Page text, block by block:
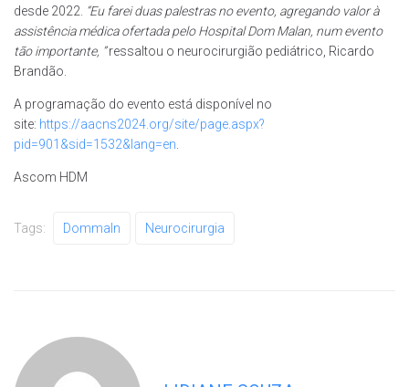
desde 2022. “Eu farei duas palestras no evento, agregando valor à
assistência médica ofertada pelo Hospital Dom Malan, num evento
tão importante, ”ressaltou o neurocirurgião pediátrico, Ricardo
Brandão.
A programação do evento está disponível no
site: https://aacns2024.org/site/page.aspx?
pid=901&sid=1532&lang=en
Ascom HDM
Tags: Dommaln Neurocirurgia